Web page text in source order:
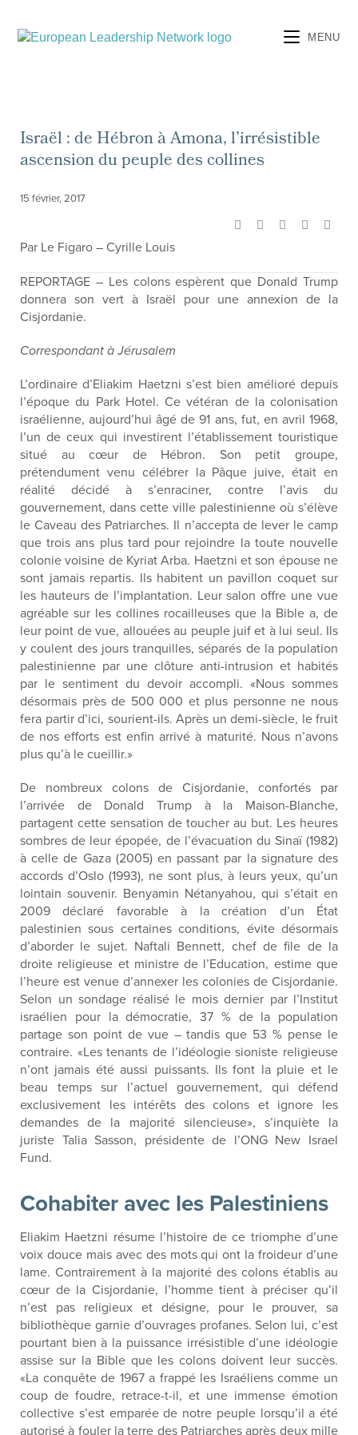
MENU
Israël : de Hébron à Amona, l’irrésistible
ascension du peuple des collines
15 février, 2017
Par Le Figaro – Cyrille Louis
REPORTAGE – Les colons espèrent que Donald Trump
donnera son vert à Israël pour une annexion de la
Cisjordanie.
Correspondant à Jérusalem
L’ordinaire d’Eliakim Haetzni s’est bien amélioré depuis
l’époque du Park Hotel. Ce vétéran de la colonisation
israélienne, aujourd’hui âgé de 91 ans, fut, en avril 1968,
l’un de ceux qui investirent l’établissement touristique
situé au cœur de Hébron. Son petit groupe,
prétendument venu célébrer la Pâque juive, était en
réalité décidé à s’enraciner, contre l’avis du
gouvernement, dans cette ville palestinienne où s’élève
le Caveau des Patriarches. Il n’accepta de lever le camp
que trois ans plus tard pour rejoindre la toute nouvelle
colonie voisine de Kyriat Arba. Haetzni et son épouse ne
sont jamais repartis. Ils habitent un pavillon coquet sur
les hauteurs de l’implantation. Leur salon offre une vue
agréable sur les collines rocailleuses que la Bible a, de
leur point de vue, allouées au peuple juif et à lui seul. Ils
y coulent des jours tranquilles, séparés de la population
palestinienne par une clôture anti-intrusion et habités
par le sentiment du devoir accompli. «Nous sommes
désormais près de 500 000 et plus personne ne nous
fera partir d’ici, sourient-ils. Après un demi-siècle, le fruit
de nos efforts est enfin arrivé à maturité. Nous n’avons
plus qu’à le cueillir.»
De nombreux colons de Cisjordanie, confortés par
l’arrivée de Donald Trump à la Maison-Blanche,
partagent cette sensation de toucher au but. Les heures
sombres de leur épopée, de l’évacuation du Sinaï (1982)
à celle de Gaza (2005) en passant par la signature des
accords d’Oslo (1993), ne sont plus, à leurs yeux, qu’un
lointain souvenir. Benyamin Nétanyahou, qui s’était en
2009 déclaré favorable à la création d’un État
palestinien sous certaines conditions, évite désormais
d’aborder le sujet. Naftali Bennett, chef de file de la
droite religieuse et ministre de l’Education, estime que
l’heure est venue d’annexer les colonies de Cisjordanie.
Selon un sondage réalisé le mois dernier par l’Institut
israélien pour la démocratie, 37 % de la population
partage son point de vue – tandis que 53 % pense le
contraire. «Les tenants de l’idéologie sioniste religieuse
n’ont jamais été aussi puissants. Ils font la pluie et le
beau temps sur l’actuel gouvernement, qui défend
exclusivement les intérêts des colons et ignore les
demandes de la majorité silencieuse», s’inquiète la
juriste Talia Sasson, présidente de l’ONG New Israel
Fund.
Cohabiter avec les Palestiniens
Eliakim Haetzni résume l’histoire de ce triomphe d’une
voix douce mais avec des mots qui ont la froideur d’une
lame. Contrairement à la majorité des colons établis au
cœur de la Cisjordanie, l’homme tient à préciser qu’il
n’est pas religieux et désigne, pour le prouver, sa
bibliothèque garnie d’ouvrages profanes. Selon lui, c’est
pourtant bien à la puissance irrésistible d’une idéologie
assise sur la Bible que les colons doivent leur succès.
«La conquête de 1967 a frappé les Israéliens comme un
coup de foudre, retrace-t-il, et une immense émotion
collective s’est emparée de notre peuple lorsqu’il a été
autorisé à fouler la terre des Patriarches après deux mille